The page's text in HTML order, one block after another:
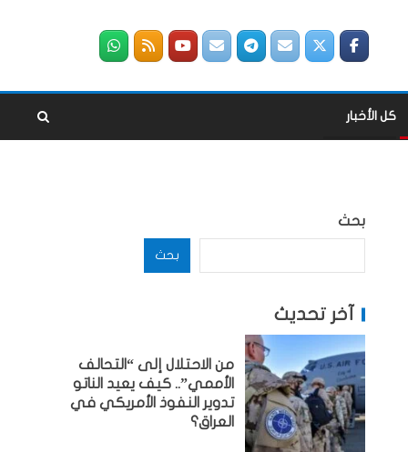
كل الأخبار
بحث
بحث
آخر تحديث
من الاحتلال إلى “التحالف
الأممي”.. كيف يعيد الناتو
تدوير النفوذ الأمريكي في
العراق؟